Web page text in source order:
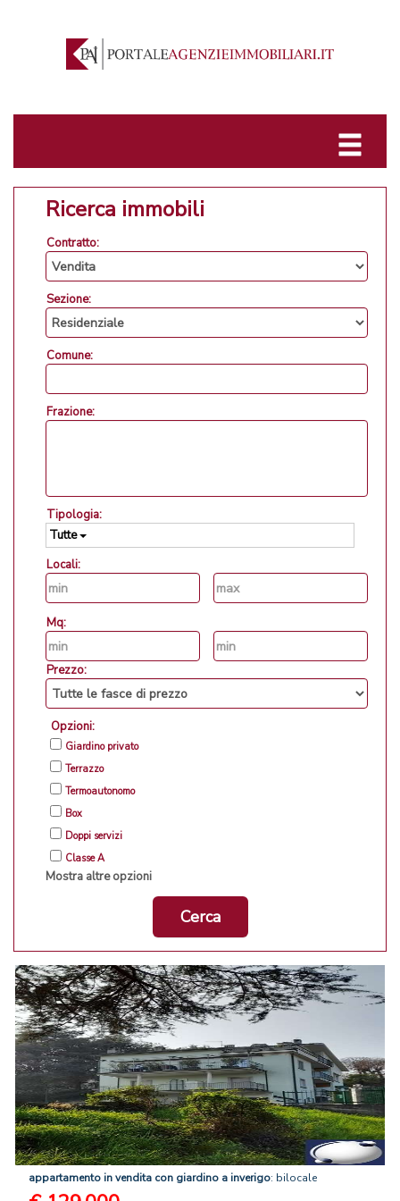
Ricerca immobili
Contratto:
Sezione:
Comune:
Frazione:
Tipologia:
Tutte
Locali:
Mq:
Prezzo:
Opzioni:
Giardino privato
Terrazzo
Termoautonomo
Box
Doppi servizi
Classe A
Mostra altre opzioni
Cerca
appartamento invendita con giardino a inverigo: bilocale